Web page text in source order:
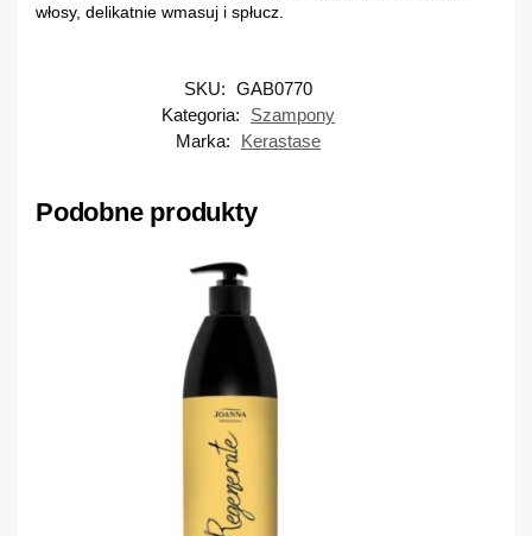
włosy, delikatnie wmasuj i spłucz.
SKU: GAB0770
Kategoria:
Szampony
Marka:
Kerastase
Podobne produkty